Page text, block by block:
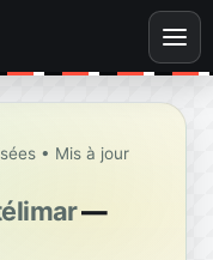
• Mis à jour
—